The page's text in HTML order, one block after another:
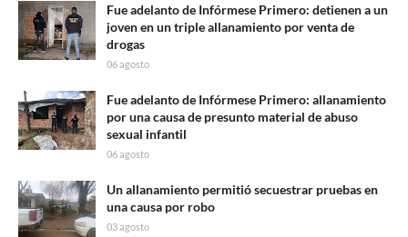
Fue adelanto de Infórmese Primero: detienen a un
joven en un triple allanamiento por venta de
drogas
06 agosto
Fue adelanto de Infórmese Primero: allanamiento
por una causa de presunto material de abuso
sexual infantil
06 agosto
Un allanamiento permitió secuestrar pruebas en
una causa por robo
03 agosto